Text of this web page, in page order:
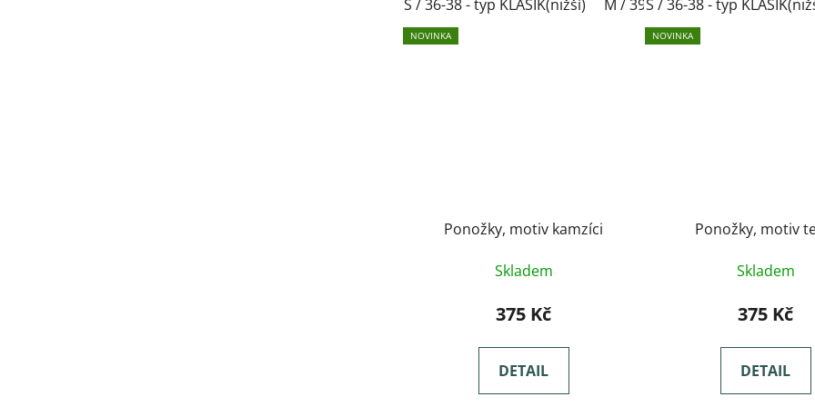
S / 36-38 - typ KLASIK(nižší) M / 39-41- typ KLASIK(nižší)
S / 36-38 - typ
NOVINKA
Ponožky, motiv kamzíci
Skladem
375 Kč
DETAIL
NOVINKA
Ponožky, motiv
Skladem
375 Kč
DETAIL